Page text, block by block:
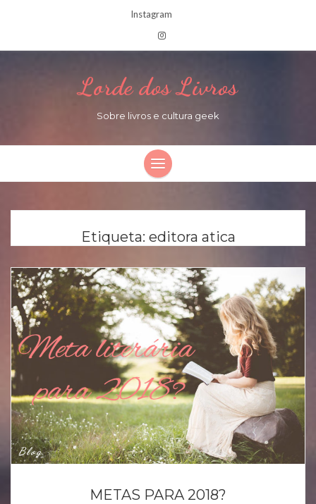
Instagram
Lorde dos Livros
Sobre livros e cultura geek
Etiqueta: editora atica
Blog
METAS PARA 2018?